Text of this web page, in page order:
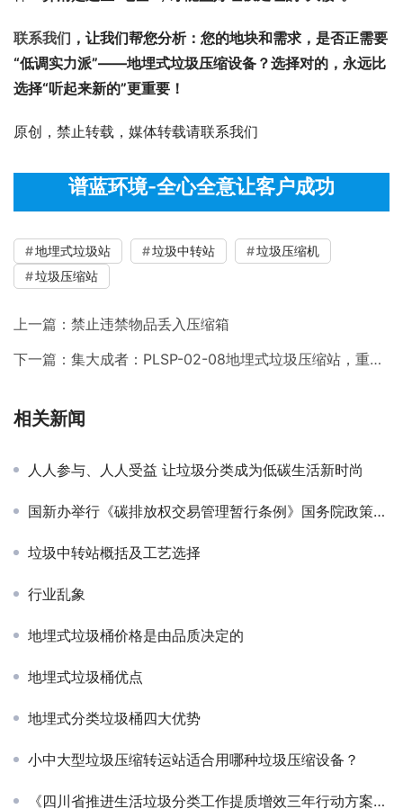
联系我们 ，让我们帮您分析：您的地块和需求，是否正需要
“低调实力派”——地埋式垃圾压缩设备？选择对的，永远比
选择“听起来新的”更重要！
原创，禁止转载，媒体转载请联系我们
谱蓝环境-全心全意让客户成功
地埋式垃圾站 垃圾中转站
垃圾压缩机
垃圾压缩站
上一篇： 禁止违禁物品丢入压缩箱
下一篇： 集大成者：PLSP-02-08地埋式垃圾压缩站，重新定义现代垃圾收集新标准
相关新闻
人人参与、人人受益 让垃圾分类成为低碳生活新时尚
国新办举行《碳排放权交易管理暂行条例》国务院政策例行吹风会
垃圾中转站概括及工艺选择
行业乱象
地埋式垃圾桶价格是由品质决定的
地埋式垃圾桶优点
地埋式分类垃圾桶四大优势
小中大型垃圾压缩转运站适合用哪种垃圾压缩设备？
《四川省推进生活垃圾分类工作提质增效三年行动方案（2023-2025年）（征求意见稿）》发布